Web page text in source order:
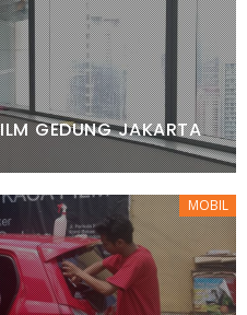
GEDUNG JAKARTA
MOBIL